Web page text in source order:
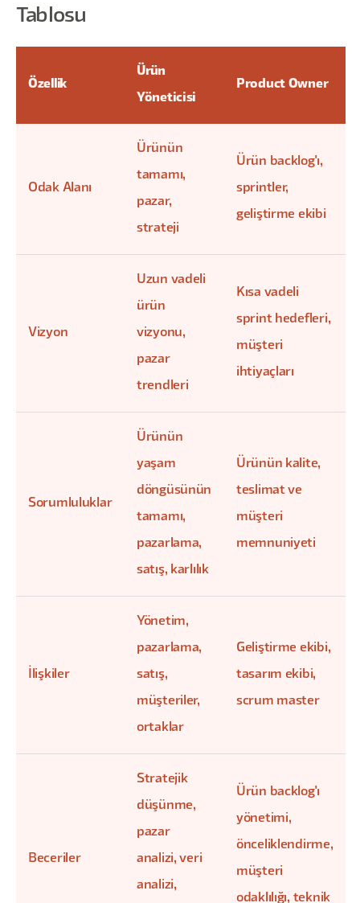
Tablosu
Özellik
Ürün
Yöneticisi
Product Owner
Odak Alanı
Ürünün
tamamı,
pazar,
strateji
Ürün backlog'ı,
sprintler,
geliştirme ekibi
Vizyon
Uzun vadeli
ürün
vizyonu,
pazar
trendleri
Kısa vadeli
sprint hedefleri,
müşteri
ihtiyaçları
Sorumluluklar
Ürünün
yaşam
döngüsünün
tamamı,
pazarlama,
satış, karlılık
Ürünün kalite,
teslimat ve
müşteri
memnuniyeti
İlişkiler
Yönetim,
pazarlama,
satış,
müşteriler,
ortaklar
Geliştirme ekibi,
tasarım ekibi,
scrum master
Beceriler
Stratejik
düşünme,
pazar
analizi, veri
analizi,
Ürün backlog'ı
yönetimi,
önceliklendirme,
müşteri
odaklılığı, teknik